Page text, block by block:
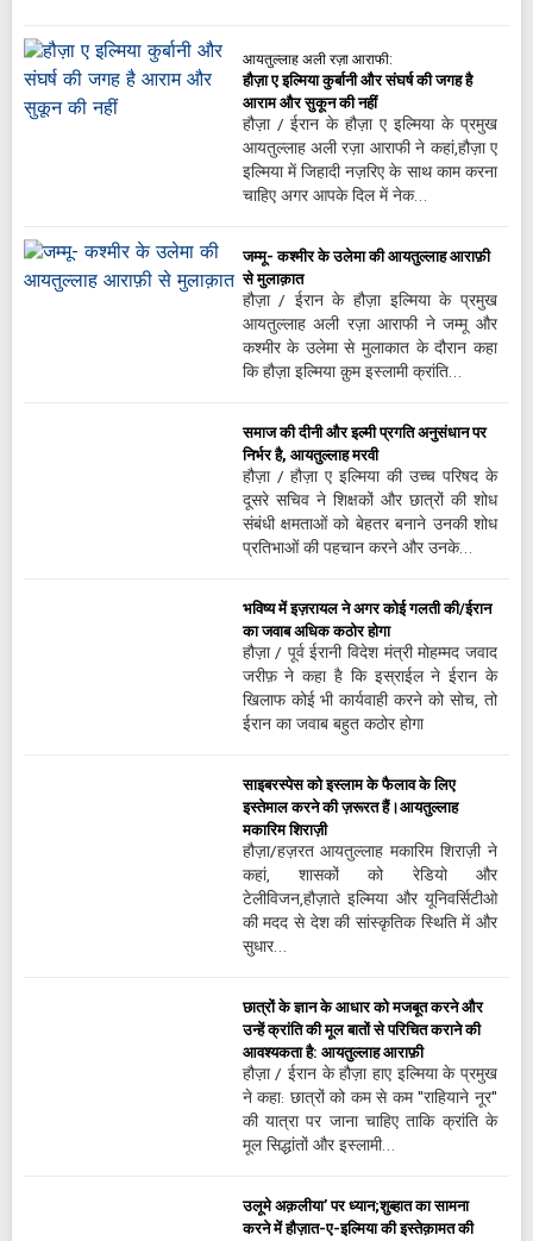
आयतुल्लाह अली रज़ा आराफी:
हौज़ा ए इल्मिया कुर्बानी और संघर्ष की जगह है
आराम और सुकून की नहीं
हौज़ा / ईरान के हौज़ा ए इल्मिया के प्रमुख
आयतुल्लाह अली रज़ा आराफी ने कहां,हौज़ा ए
इल्मिया में जिहादी नज़रिए के साथ काम करना
चाहिए अगर आपके दिल में नेक…
जम्मू- कश्मीर के उलेमा की आयतुल्लाह आराफ़ी
से मुलाक़ात
हौज़ा / ईरान के हौज़ा इल्मिया के प्रमुख
आयतुल्लाह अली रज़ा आराफी ने जम्मू और
कश्मीर के उलेमा से मुलाकात के दौरान कहा
कि हौज़ा इल्मिया क़ुम इस्लामी क्रांति…
समाज की दीनी और इल्मी प्रगति अनुसंधान पर
निर्भर है, आयतुल्लाह मरवी
हौज़ा / हौज़ा ए इल्मिया की उच्च परिषद के
दूसरे सचिव ने शिक्षकों और छात्रों की शोध
संबंधी क्षमताओं को बेहतर बनाने उनकी शोध
प्रतिभाओं की पहचान करने और उनके…
भविष्य में इज़रायल ने अगर कोई गलती की/ईरान
का जवाब अधिक कठोर होगा
हौज़ा / पूर्व ईरानी विदेश मंत्री मोहम्मद जवाद
जरीफ़ ने कहा है कि इस्राईल ने ईरान के
खिलाफ कोई भी कार्यवाही करने को सोच, तो
ईरान का जवाब बहुत कठोर होगा
साइबरस्पेस को इस्लाम के फैलाव के लिए
इस्तेमाल करने की ज़रूरत हैं।आयतुल्लाह
मकारिम शिराज़ी
हौज़ा/हज़रत आयतुल्लाह मकारिम शिराज़ी ने
कहां, शासकों को रेडियो और
टेलीविजन,हौज़ाते इल्मिया और यूनिवर्सिटीओ
की मदद से देश की सांस्कृतिक स्थिति में और
सुधार…
छात्रों के ज्ञान के आधार को मजबूत करने और
उन्हें क्रांति की मूल बातों से परिचित कराने की
आवश्यकता है: आयतुल्लाह आराफ़ी
हौज़ा / ईरान के हौज़ा हाए इल्मिया के प्रमुख
ने कहा: छात्रों को कम से कम "राहियाने नूर"
की यात्रा पर जाना चाहिए ताकि क्रांति के
मूल सिद्धांतों और इस्लामी…
उलूमे अक़लीया’ पर ध्यान;शुब्हात का सामना
करने में हौज़ात-ए-इल्मिया की इस्तेक़ामत की